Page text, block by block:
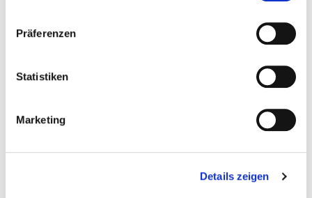
Präferenzen
Statistiken
Marketing
Details zeigen
MATERIAL & PFLEGE